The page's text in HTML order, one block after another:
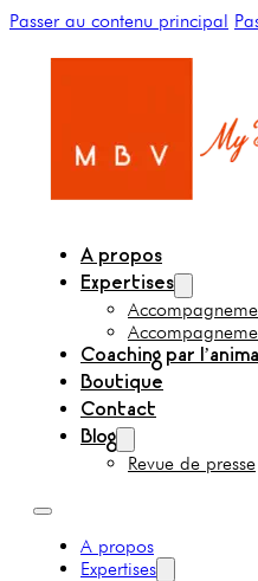
Passer au contenu principal
A propos
Expertises
Coaching par
Boutique
Contact
Blog
Revue de presse
A propos
Expertises